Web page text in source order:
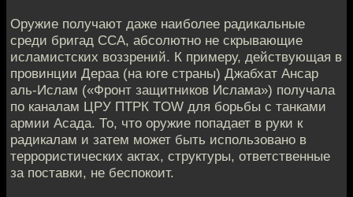
Оружие получают даже наиболее радикальные
среди бригад ССА, абсолютно не скрывающие
исламистских воззрений. К примеру, действующая в
провинции Дераа (на юге страны) Джабхат Ансар
аль-Ислам («Фронт защитников Ислама») получала
по каналам ЦРУ ПТРК TOW для борьбы с танками
армии Асада. То, что оружие попадает в руки к
радикалам и затем может быть использовано в
террористических актах, структуры, ответственные
за поставки, не беспокоит.